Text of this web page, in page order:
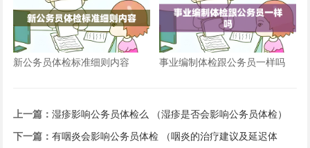
新公务员体检标准细则内容 事业编制体检跟公务员一样吗
上一篇：湿疹影响公务员体检么 （湿疹是否会影响公务员体检）
下一篇：有咽炎会影响公务员体检 （咽炎的治疗建议及延迟体